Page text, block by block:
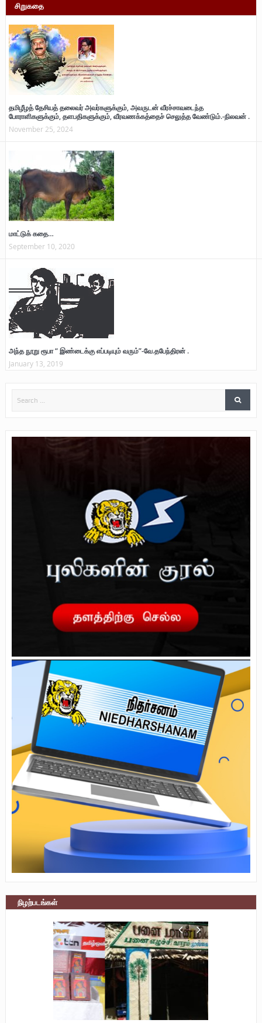
சிறுகதை
தமிழீழத் தேசியத் தலைவர் அவர்களுக்கும், அவருடன் வீரச்சாவடைந்த
போராளிகளுக்கும், தளபதிகளுக்கும், வீரவணக்கத்தைச் செலுத்த வேண்டும்.-நிலவன் .
November 25, 2024
மாட்டுக் கதை…
September 10, 2020
அந்த நூறு ரூபா “ இண்டைக்கு எப்படியும் வரும்”-வே.தபேந்திரன் .
January 13, 2019
நிழற்படங்கள்